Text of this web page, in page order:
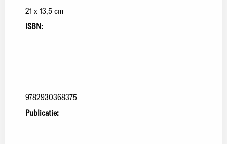
21 x 13,5 cm
ISBN:
9782930368375
Publicatie: